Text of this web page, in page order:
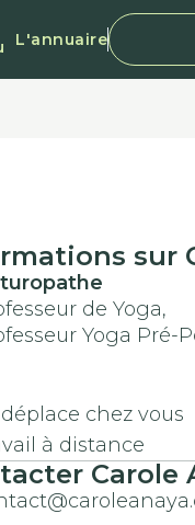
L'annuaire
sur
de Yoga,
Yoga Pré-
déplace chez vous
à distance
Carole